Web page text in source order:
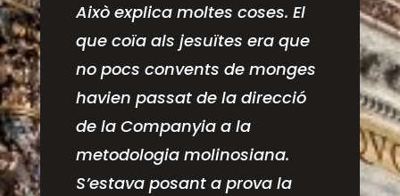
Això explica moltes coses. El
que coïa als jesuïtes era que
no pocs convents de monges
havien passat de la direcció
de la Companyia a la
metodologia molinosiana.
S’estava posant a prova la